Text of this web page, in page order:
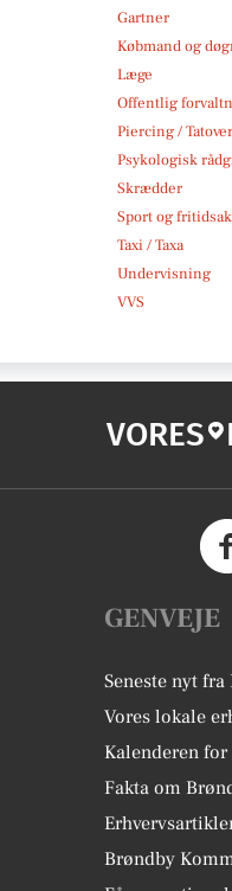
Gartner
Købmand og
Læge
Offentlig
Piercing /
Psykologisk
Skrædder
Sport og
Taxi / Taxa
Undervisning
VVS
VORES
GENVEJE
Seneste nyt
Vores lokale
Kalenderen
Fakta om
Brøndby